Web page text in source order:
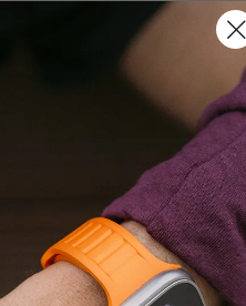
no FKM,
Watch Ultra
kods:
lai saņemtu 15%